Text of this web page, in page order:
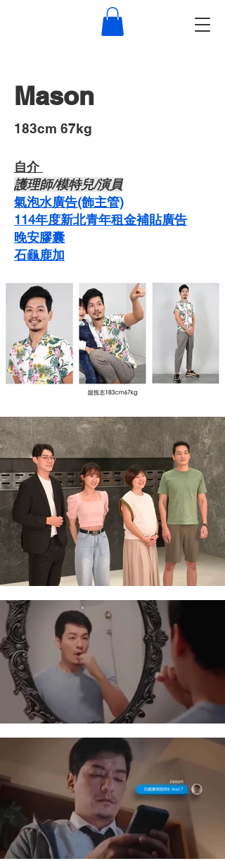
Mason
​183cm 67kg
自介 ​
​護理師/模特兒/演員
氣泡水廣告(飾主管)
114年度新北青年租金補貼廣告
晚安膠囊
石龜鹿加